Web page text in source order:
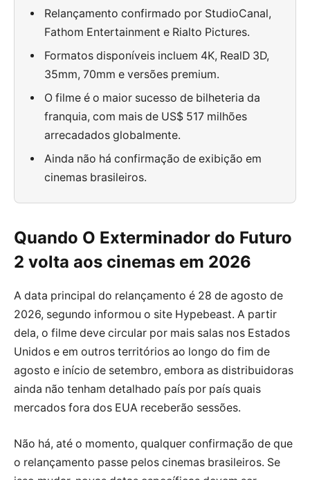
Relançamento confirmado por StudioCanal,
Fathom Entertainment e Rialto Pictures.
Formatos disponíveis incluem 4K, RealD 3D,
35mm, 70mm e versões premium.
O filme é o maior sucesso de bilheteria da
franquia, com mais de US$ 517 milhões
arrecadados globalmente.
Ainda não há confirmação de exibição em
cinemas brasileiros.
Quando O Exterminador do Futuro
2 volta aos cinemas em 2026
A data principal do relançamento é 28 de agosto de
2026, segundo informou o site Hypebeast. A partir
dela, o filme deve circular por mais salas nos Estados
Unidos e em outros territórios ao longo do fim de
agosto e início de setembro, embora as distribuidoras
ainda não tenham detalhado país por país quais
mercados fora dos EUA receberão sessões.
Não há, até o momento, qualquer confirmação de que
o relançamento passe pelos cinemas brasileiros. Se